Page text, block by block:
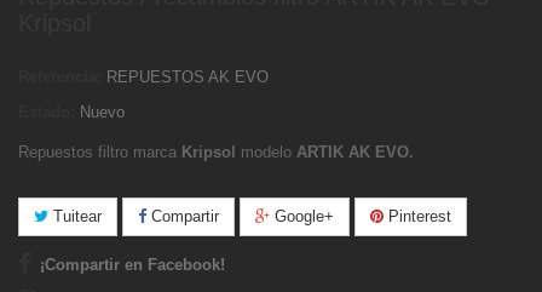
REPUESTOS AK EVO
Nuevo
Repuestos filtro marca Kripsol modelo ARTIK AK EVO.
Tuitear Compartir Google+ Pinterest
¡Compartir en Facebook!